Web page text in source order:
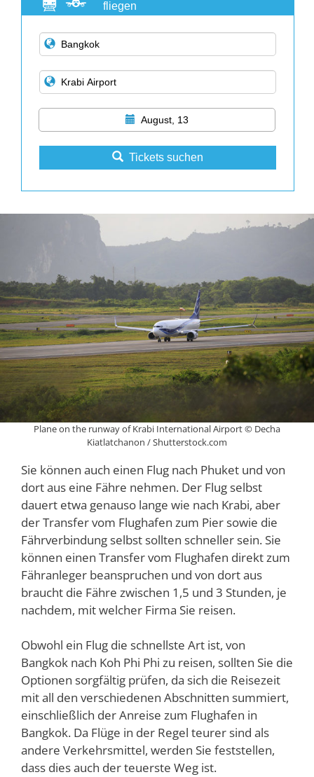
fliegen
August, 13
Tickets suchen
Plane on the runway of Krabi International Airport © Decha
Kiatlatchanon / Shutterstock.com
Sie können auch einen Flug nach Phuket und von
dort aus eine Fähre nehmen. Der Flug selbst
dauert etwa genauso lange wie nach Krabi, aber
der Transfer vom Flughafen zum Pier sowie die
Fährverbindung selbst sollten schneller sein. Sie
können einen Transfer vom Flughafen direkt zum
Fähranleger beanspruchen und von dort aus
braucht die Fähre zwischen 1,5 und 3 Stunden, je
nachdem, mit welcher Firma Sie reisen.
Obwohl ein Flug die schnellste Art ist, von
Bangkok nach Koh Phi Phi zu reisen, sollten Sie die
Optionen sorgfältig prüfen, da sich die Reisezeit
mit all den verschiedenen Abschnitten summiert,
einschließlich der Anreise zum Flughafen in
Bangkok. Da Flüge in der Regel teurer sind als
andere Verkehrsmittel, werden Sie feststellen,
dass dies auch der teuerste Weg ist.